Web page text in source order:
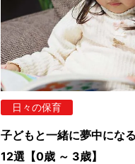
日々の保育
子どもと一緒に夢中にな
12選【0歳 ～ 3歳】